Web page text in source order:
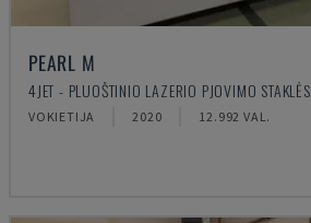
PEARL M
4JET - PLUOŠTINIO LAZERIO PJOVIMO STAKLĖS
VOKIETIJA 2020 12.992 VAL.